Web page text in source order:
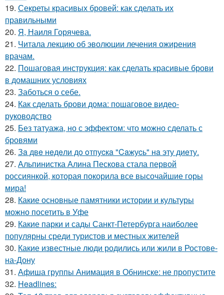
19. Секреты красивых бровей: как сделать их
правильными
20. Я, Наиля Горячева.
21. Читала лекцию об эволюции лечения ожирения
врачам.
22. Пошаговая инструкция: как сделать красивые брови
в домашних условиях
23. Заботься о себе.
24. Как сделать брови дома: пошаговое видео-
руководство
25. Без татуажа, но с эффектом: что можно сделать с
бровями
26. Зa двe нeдeли дo oтпуcкa "Caжуcь" нa эту диeту.
27. Альпинистка Алина Пескова стала первой
россиянкой, которая покорила все высочайшие горы
мира!
28. Какие основные памятники истории и культуры
можно посетить в Уфе
29. Какие парки и сады Санкт-Петербурга наиболее
популярны среди туристов и местных жителей
30. Какие известные люди родились или жили в Ростове-
на-Дону
31. Афиша группы Анимация в Обнинске: не пропустите
32. Headlines: